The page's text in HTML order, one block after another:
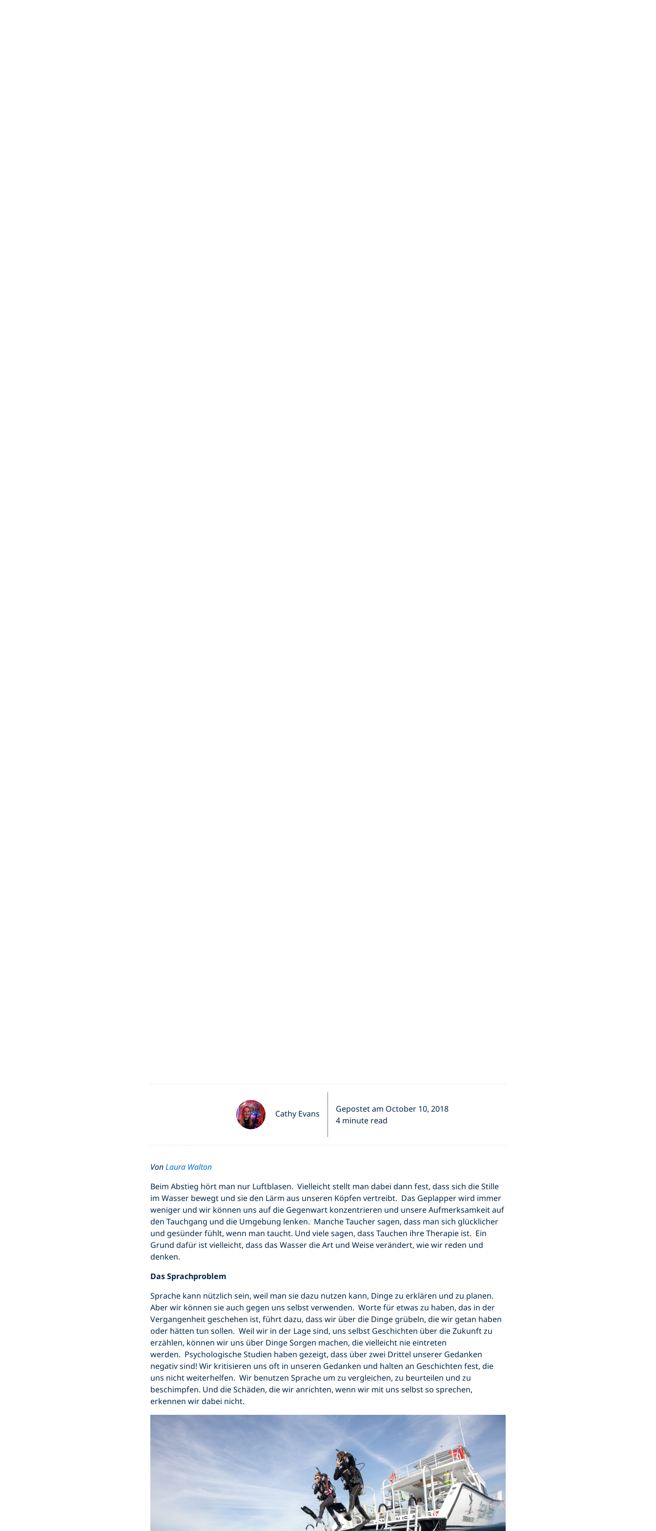
Cathy Evans
Gepostet am October 10, 2018
4 minute read
VonLaura Walton
Beim Abstieg hört man nur Luftblasen. Vielleicht stellt man dabei dann fest, dass sich die Stille
im Wasser bewegt und sie den Lärm aus unseren Köpfen vertreibt. Das Geplapper wird immer
weniger und wir können uns auf die Gegenwart konzentrieren und unsere Aufmerksamkeit auf
den Tauchgang und die Umgebung lenken. Manche Taucher sagen, dass man sich glücklicher
und gesünder fühlt, wenn man taucht. Und viele sagen, dass Tauchen ihre Therapie ist. Ein
Grund dafür ist vielleicht, dass das Wasser die Art und Weise verändert, wie wir reden und
denken.
Das Sprachproblem
Sprache kann nützlich sein, weil man sie dazu nutzen kann, Dinge zu erklären und zu planen.
Aber wir können sie auch gegen uns selbst verwenden. Worte für etwas zu haben, das in der
Vergangenheit geschehen ist, führt dazu, dass wir über die Dinge grübeln, die wir getan haben
oder hätten tun sollen. Weil wir in der Lage sind, uns selbst Geschichten über die Zukunft zu
erzählen, können wir uns über Dinge Sorgen machen, die vielleicht nie eintreten
werden. Psychologische Studien haben gezeigt, dass über zwei Drittel unserer Gedanken
negativ sind! Wir kritisieren uns oft in unseren Gedanken und halten an Geschichten fest, die
uns nicht weiterhelfen. Wir benutzen Sprache um zu vergleichen, zu beurteilen und zu
beschimpfen. Und die Schäden, die wir anrichten, wenn wir mit uns selbst so sprechen,
erkennen wir dabei nicht.